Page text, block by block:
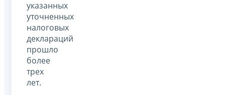
указанных
уточненных
налоговых
деклараций
прошло
более
трех
лет.